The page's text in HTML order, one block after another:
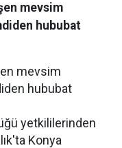
mevsim
hububat
mevsim
hububat
yetkililerinden
Konya